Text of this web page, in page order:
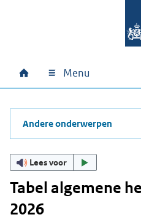
Hoofdnavigatie
Home Menu
Andere onderwerpen
Lees voor
Tabel algemene
2026